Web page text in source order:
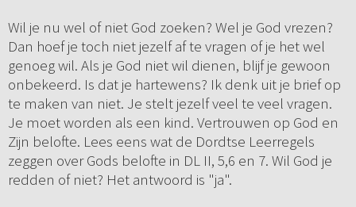
Wil je nu wel of niet God zoeken? Wel je God vrezen?
Dan hoef je toch niet jezelf af te vragen of je het wel
genoeg wil. Als je God niet wil dienen, blijf je gewoon
onbekeerd. Is dat je hartewens? Ik denk uit je brief op
te maken van niet. Je stelt jezelf veel te veel vragen.
Je moet worden als een kind. Vertrouwen op God en
Zijn belofte. Lees eens wat de Dordtse Leerregels
zeggen over Gods belofte in DL II, 5,6 en 7. Wil God je
redden of niet? Het antwoord is "ja".